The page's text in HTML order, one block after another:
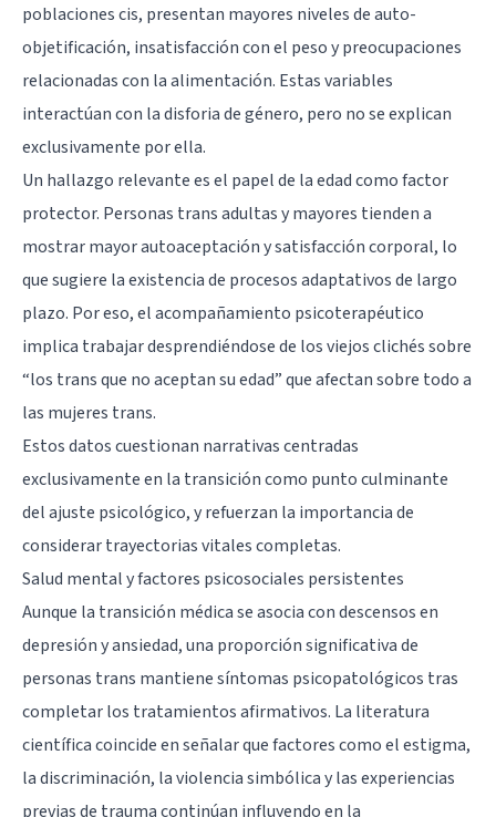
poblaciones cis, presentan mayores niveles de auto-
objetificación, insatisfacción con el peso y preocupaciones
relacionadas con la alimentación. Estas variables
interactúan con la disforia de género, pero no se explican
exclusivamente por ella.
Un hallazgo relevante es el papel de la edad como factor
protector. Personas trans adultas y mayores tienden a
mostrar mayor autoaceptación y satisfacción corporal, lo
que sugiere la existencia de procesos adaptativos de largo
plazo. Por eso, el acompañamiento psicoterapéutico
implica trabajar desprendiéndose de los viejos clichés sobre
“los trans que no aceptan su edad” que afectan sobre todo a
las mujeres trans.
Estos datos cuestionan narrativas centradas
exclusivamente en la transición como punto culminante
del ajuste psicológico, y refuerzan la importancia de
considerar trayectorias vitales completas.
Salud mental y factores psicosociales persistentes
Aunque la transición médica se asocia con descensos en
depresión y ansiedad, una proporción significativa de
personas trans mantiene síntomas psicopatológicos tras
completar los tratamientos afirmativos. La literatura
científica coincide en señalar que factores como el estigma,
la discriminación, la violencia simbólica y las experiencias
previas de trauma continúan influyendo en la